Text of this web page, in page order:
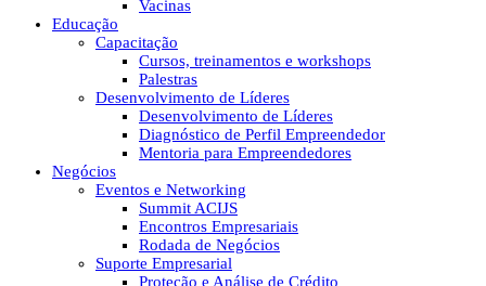
Vacinas
Educação
Capacitação
Cursos, treinamentos e workshops
Palestras
Desenvolvimento de Líderes
Desenvolvimento de Líderes
Diagnóstico de Perfil Empreendedor
Mentoria para Empreendedores
Negócios
Eventos e Networking
Summit ACIJS
Encontros Empresariais
Rodada de Negócios
Suporte Empresarial
Proteção e Análise de Crédito